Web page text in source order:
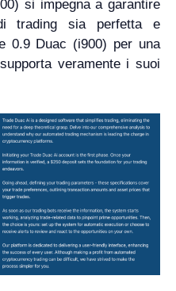
si impegna a garantire
trading sia perfetta e
0.9 Duac (i900) per una
veramente i suoi